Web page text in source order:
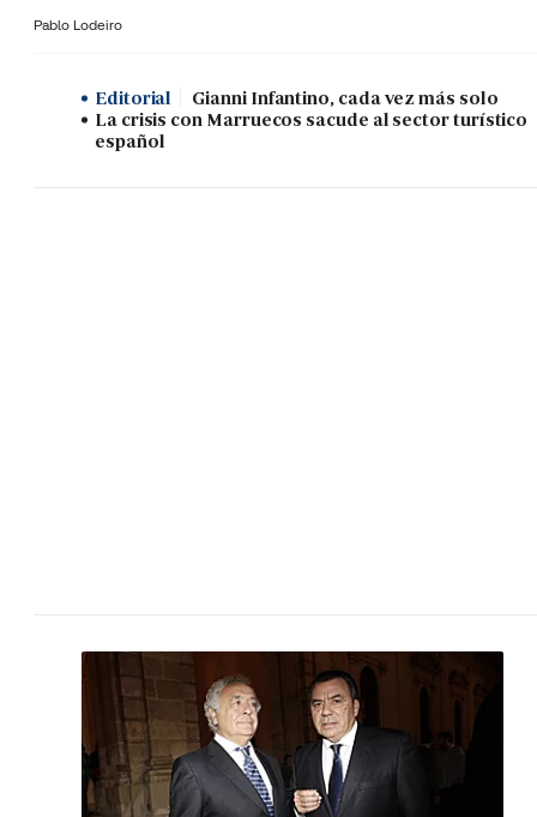
Pablo Lodeiro
Editorial
Gianni Infantino, cada vez más solo
La crisis con Marruecos sacude al sector turístico
español